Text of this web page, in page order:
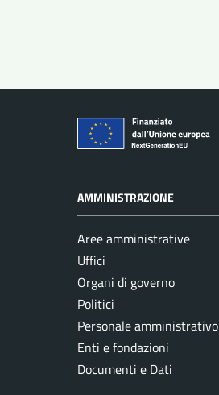
AMMINISTRAZIONE
Aree amministrative
Uffici
Organi di governo
Politici
Personale amministrativo
Enti e fondazioni
Documenti e Dati